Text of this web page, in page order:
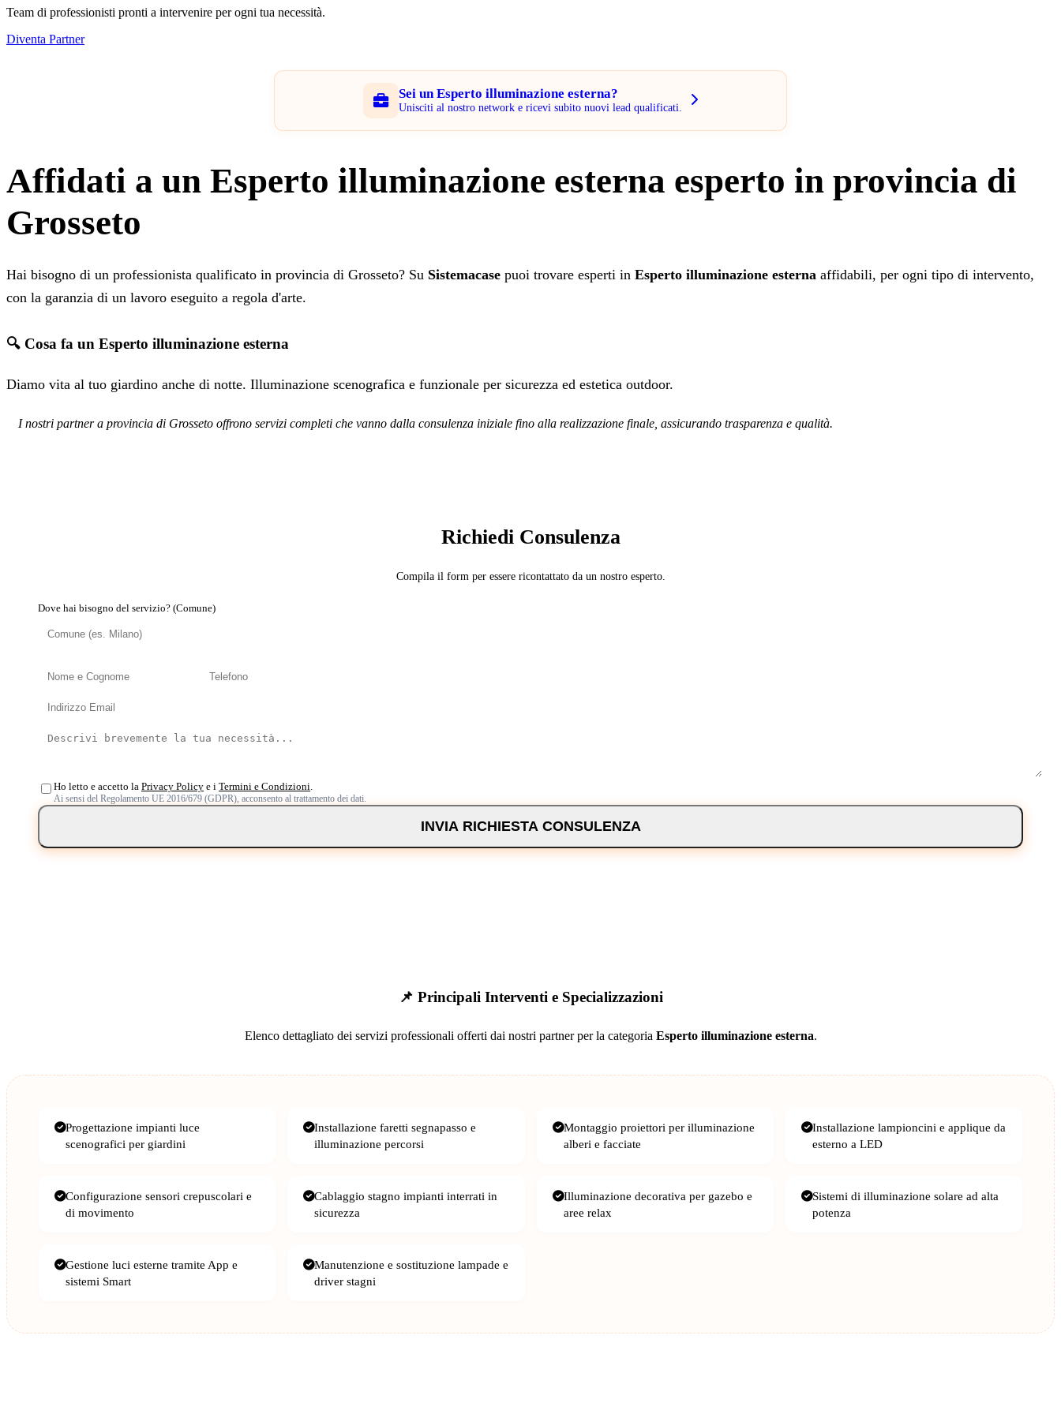
Team di professionisti pronti a intervenire per ogni tua necessità.
Diventa Partner
Sei un Esperto illuminazione esterna?
Unisciti al nostro network e ricevi subito nuovi lead qualificati.
Affidati a un Esperto illuminazione esterna esperto in provincia di
Grosseto
Hai bisogno di un professionista qualificato in provincia di Grosseto? Su Sistemacase puoi trovare esperti in Esperto illuminazione esterna affidabili, per ogni tipo di intervento,
con la garanzia di un lavoro eseguito a regola d'arte.
🔍 Cosa fa un Esperto illuminazione esterna
Diamo vita al tuo giardino anche di notte. Illuminazione scenografica e funzionale per sicurezza ed estetica outdoor.
I nostri partner a provincia di Grosseto offrono servizi completi che vanno dalla consulenza iniziale fino alla realizzazione finale, assicurando trasparenza e qualità.
Richiedi Consulenza
Compila il form per essere ricontattato da un nostro esperto.
Dove hai bisogno del servizio? (Comune)
Ho letto e accetto la Privacy Policy e i Termini e Condizioni
Ai sensi del Regolamento UE 2016/679 (GDPR), acconsento al trattamento dei dati.
INVIA RICHIESTA CONSULENZA
📌 Principali Interventi e Specializzazioni
Elenco dettagliato dei servizi professionali offerti dai nostri partner per la categoria Esperto illuminazione esterna.
Progettazione impianti luce
scenografici per giardini
Installazione faretti segnapasso e
illuminazione percorsi
Montaggio proiettori per illuminazione
alberi e facciate
Installazione lampioncini e applique da
esterno a LED
Configurazione sensori crepuscolari e
di movimento
Cablaggio stagno impianti interrati in
sicurezza
Illuminazione decorativa per gazebo e
aree relax
Sistemi di illuminazione solare ad alta
potenza
Gestione luci esterne tramite App e
sistemi Smart
Manutenzione e sostituzione lampade e
driver stagni